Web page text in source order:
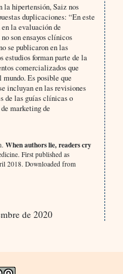
la hipertensión, Saiz nos
duplicaciones: “En este
la evaluación de
son ensayos clínicos
se publicaron en las
estudios forman parte de la
comercializados que
Es posible que
incluyan en las revisiones
de las guías clínicas o
marketing de
When authors lie, readers cry
First published as
2018. Downloaded from
de 2020